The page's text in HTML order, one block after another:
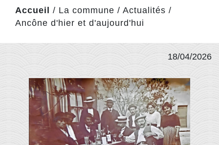
Accueil / La commune / Actualités /
Ancône d'hier et d'aujourd'hui
18/04/2026